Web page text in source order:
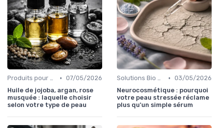
Produits pour Types de Peau • 07/05/2026
Huile de jojoba, argan, rose
musquée : laquelle choisir
selon votre type de peau
Solutions Bio pour Problèmes de Peau • 03/05/2026
Neurocosmétique : pourquoi
votre peau stressée réclame
plus qu'un simple sérum